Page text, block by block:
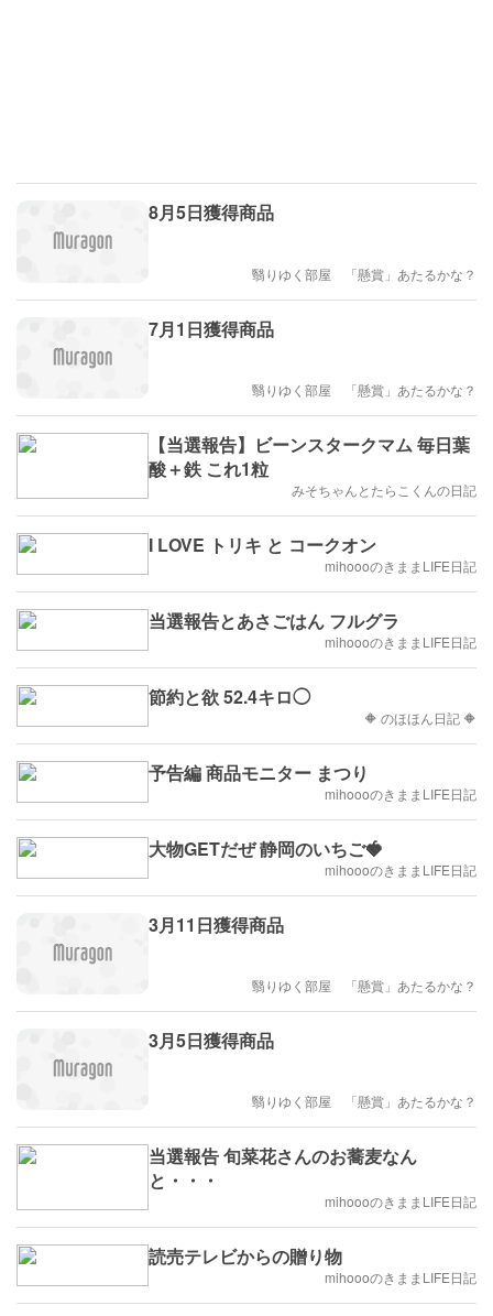
8月5日獲得商品
翳りゆく部屋 「懸賞」あたるかな？
7月1日獲得商品
翳りゆく部屋 「懸賞」あたるかな？
【当選報告】ビーンスタークマム 毎日葉
酸＋鉄 これ1粒
みそちゃんとたらこくんの日記
I LOVE トリキ と コークオン
mihoooのきままLIFE日記
当選報告とあさごはん フルグラ
mihoooのきままLIFE日記
節約と欲 52.4キロ◯
🔶 のほほん日記 🔶
予告編 商品モニター まつり
mihoooのきままLIFE日記
大物GETだぜ 静岡のいちご🍓
mihoooのきままLIFE日記
3月11日獲得商品
翳りゆく部屋 「懸賞」あたるかな？
3月5日獲得商品
翳りゆく部屋 「懸賞」あたるかな？
当選報告 旬菜花さんのお蕎麦なん
と・・・
mihoooのきままLIFE日記
読売テレビからの贈り物
mihoooのきままLIFE日記